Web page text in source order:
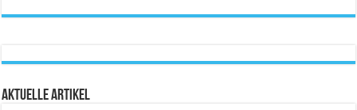
Aktuelle Artikel